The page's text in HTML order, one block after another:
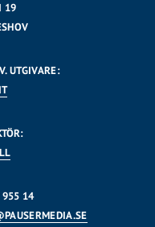
19
UTGIVARE:
955 14